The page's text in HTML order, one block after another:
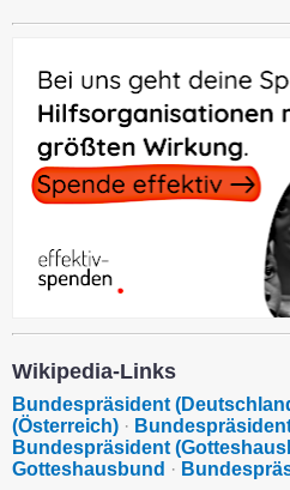
Wikipedia-Links
Bundespräsident
(Österreich) ·
Bundespräsident
Gotteshausbund ·